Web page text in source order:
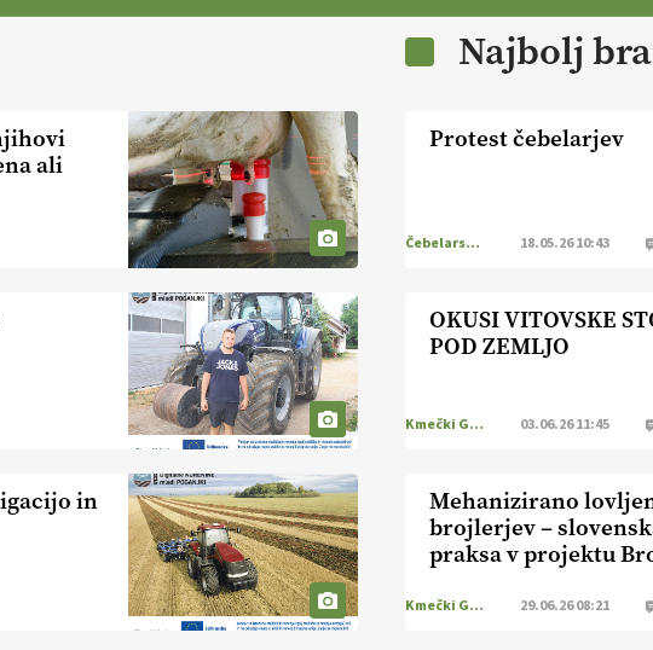
ali
in
Najbolj
Protest čebelarjev
Čebelarstvo 18.05.26 10:43
OKUSI VITOVSKE
POD ZEMLJO
Kmečki Glas 03.06.26 11:45
Mehanizirano
brojlerjev –
praksa v projektu
Kmečki Glas 29.06.26 08:21